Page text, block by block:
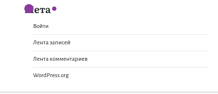
Мета
Войти
Лента записей
Лента комментариев
WordPress.org